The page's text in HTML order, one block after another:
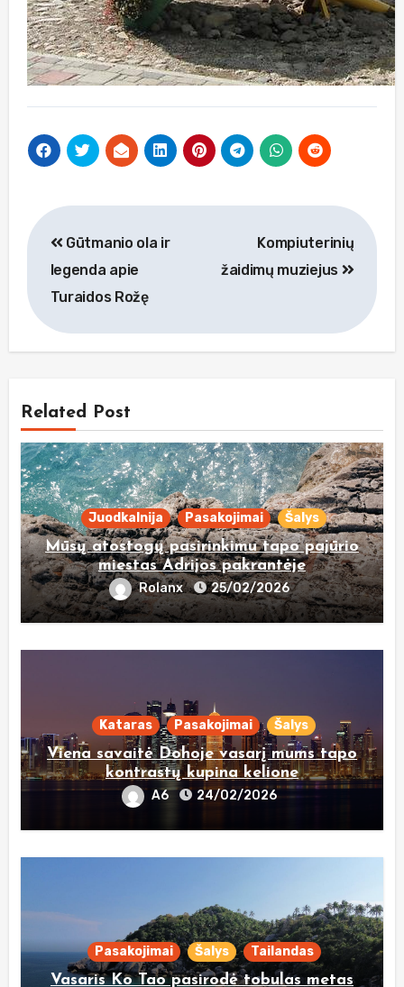
Navigacija
tarp
įrašų
Gūtmanio ola ir
legenda apie
Turaidos Rožę
Kompiuterinių
žaidimų muziejus
Related Post
Juodkalnija Pasakojimai Šalys
Mūsų atostogų pasirinkimu tapo pajūrio
miestas Adrijos pakrantėje
Rolanx 25/02/2026
Kataras Pasakojimai Šalys
Viena savaitė Dohoje vasarį mums tapo
kontrastų kupina kelione
A6 24/02/2026
Pasakojimai Šalys Tailandas
Vasaris Ko Tao pasirodė tobulas metas